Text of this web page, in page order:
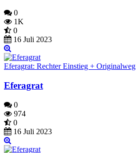
0
1K
0
16 Juli 2023
Eferagrat: Rechter Einstieg + Originalweg
Eferagrat
0
974
0
16 Juli 2023